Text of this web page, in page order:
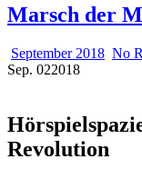
Marsch der
September 2018 No
Sep. 022018
Revolution